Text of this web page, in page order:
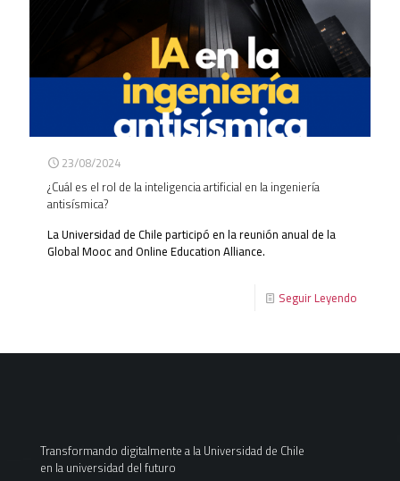
23/08/2024
¿Cuál es el rol de la inteligencia artificial en la ingeniería
antisísmica?
La Universidad de Chile participó en la reunión anual de la
Global Mooc and Online Education Alliance.
Seguir Leyendo
Transformando digitalmente a la Universidad de Chile
en la universidad del futuro